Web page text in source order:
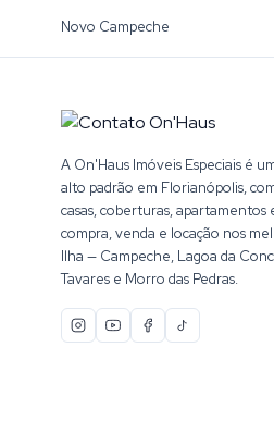
Novo Campeche
A On'Haus Imóveis Especiais é
alto padrão em Florianópolis,
casas, coberturas, apartamentos
compra, venda e locação nos
Ilha — Campeche, Lagoa da
Tavares e Morro das Pedras.